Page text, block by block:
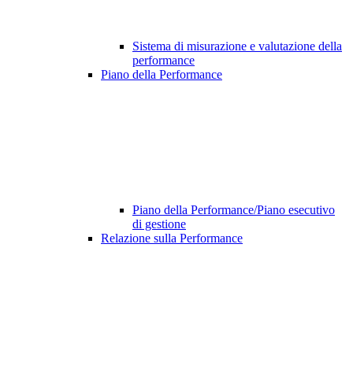
Sistema di misurazione e valutazione della
performance
Piano della Performance
Piano della Performance/Piano esecutivo
di gestione
Relazione sulla Performance